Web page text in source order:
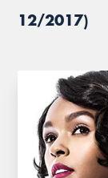
12/2017)